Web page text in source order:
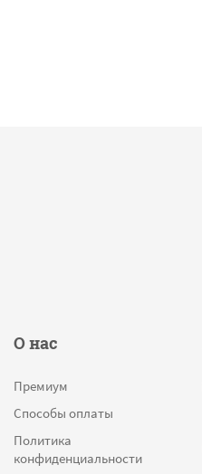
О нас
Премиум
Способы оплаты
Политика
конфиденциальности